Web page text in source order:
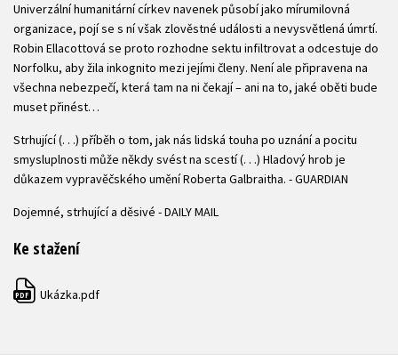
Univerzální humanitární církev navenek působí jako mírumilovná
organizace, pojí se s ní však zlověstné události a nevysvětlená úmrtí.
Robin Ellacottová se proto rozhodne sektu infiltrovat a odcestuje do
Norfolku, aby žila inkognito mezi jejími členy. Není ale připravena na
všechna nebezpečí, která tam na ni čekají – ani na to, jaké oběti bude
muset přinést…
Strhující (. . .) příběh o tom, jak nás lidská touha po uznání a pocitu
smysluplnosti může někdy svést na scestí (. . .) Hladový hrob je
důkazem vypravěčského umění Roberta Galbraitha. - GUARDIAN
Dojemné, strhující a děsivé - DAILY MAIL
Ke stažení
PDF Ukázka.pdf